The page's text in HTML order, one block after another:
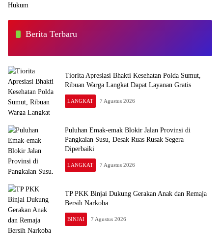
Berita Terbaru
Tiorita Apresiasi Bhakti Kesehatan Polda Sumut,
Ribuan Warga Langkat Dapat Layanan Gratis
LANGKAT 7 Agustus 2026
Puluhan Emak-emak Blokir Jalan Provinsi di
Pangkalan Susu, Desak Ruas Rusak Segera
Diperbaiki
LANGKAT 7 Agustus 2026
TP PKK Binjai Dukung Gerakan Anak dan Remaja
Bersih Narkoba
BINJAI 7 Agustus 2026